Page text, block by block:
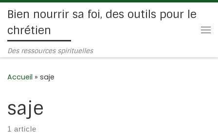
Passer au contenu
Bien nourrir sa foi, des outils pour le
chrétien
Des ressources spirituelles
Accueil » saje
saje
1 article